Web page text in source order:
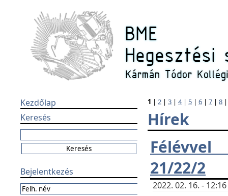
Kezdőlap
Keresés
Bejelentkezés
1 | 2 | 3 | 4| 5 | 6 | 7 | 8
Hírek
21/22/2
2022. 02. 16. -